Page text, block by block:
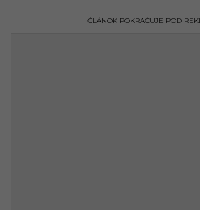
ČLÁNOK POKRAČUJE POD